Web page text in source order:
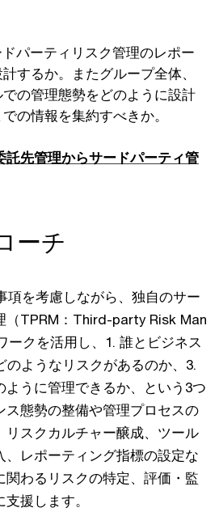
パーティリスク管理のレポー
するか。またグループ全体、
の管理態勢をどのように設計
の情報を集約すべきか。
託先管理からサードパーティ管
ーチ
項を考慮しながら、独自のサー
（TPRM：Third-party Risk Man
ークを活用し、1. 誰とビジネス
のようなリスクがあるのか、3.
ように管理できるか、という3つ
ス態勢の整備や管理プロセスの
リスクカルチャー醸成、ツール
、レポーティング指標の設定な
関わるリスクの特定、評価・監
援します。